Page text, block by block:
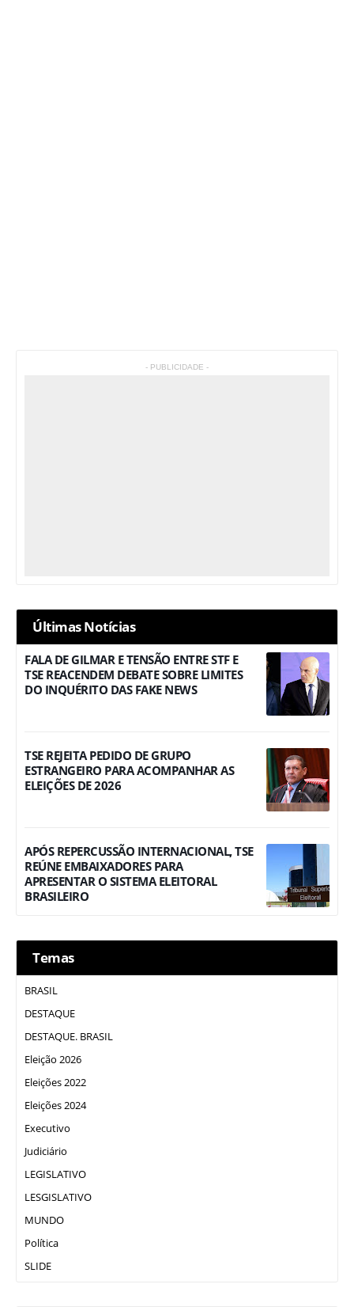
- PUBLICIDADE -
Últimas Notícias
FALA DE GILMAR E TENSÃO ENTRE STF E
TSE REACENDEM DEBATE SOBRE LIMITES
DO INQUÉRITO DAS FAKE NEWS
TSE REJEITA PEDIDO DE GRUPO
ESTRANGEIRO PARA ACOMPANHAR AS
ELEIÇÕES DE 2026
APÓS REPERCUSSÃO INTERNACIONAL, TSE
REÚNE EMBAIXADORES PARA
APRESENTAR O SISTEMA ELEITORAL
BRASILEIRO
Temas
BRASIL
DESTAQUE
DESTAQUE. BRASIL
Eleição 2026
Eleições 2022
Eleições 2024
Executivo
Judiciário
LEGISLATIVO
LESGISLATIVO
MUNDO
Política
SLIDE